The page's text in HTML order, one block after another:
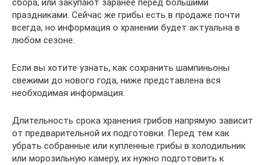
сбора, или закупают заранее перед большими
праздниками. Сейчас же грибы есть в продаже почти
всегда, но информация о хранении будет актуальна в
любом сезоне.
Если вы хотите узнать, как сохранить шампиньоны
свежими до нового года, ниже представлена вся
необходимая информация.
Длительность срока хранения грибов напрямую зависит
от предварительной их подготовки. Перед тем как
убрать собранные или купленные грибы в холодильник
или морозильную камеру, их нужно подготовить к